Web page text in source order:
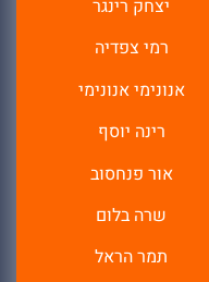
יצחק רינגר
רמי צפדיה
אנונימי אנונימי
רינה יוסף
אור פנחסוב
שרה בלום
תמר הראל